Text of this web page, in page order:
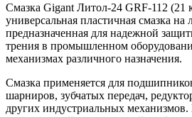
Смазка Gigant Литол-24 GRF-112 (21
универсальная пластичная смазка на
предназначенная для надежной
трения в промышленном
механизмах различного назначения.
Смазка применяется для
шарниров, зубчатых передач,
других индустриальных механизмов.